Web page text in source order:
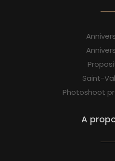
Saint-
Photoshoot
A